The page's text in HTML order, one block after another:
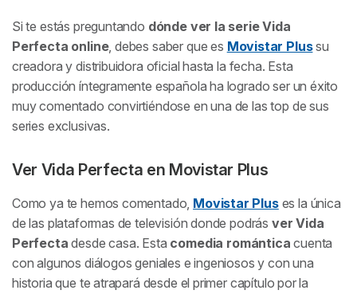
Si te estás preguntando dónde ver la serieVida
Perfecta online, debes saber que es Movistar Plussu
creadora y distribuidora oficial hasta la fecha. Esta
producción íntegramente española ha logrado ser un éxito
muy comentado convirtiéndose en una de las top de sus
series exclusivas.
Ver Vida Perfecta en Movistar Plus
Como ya te hemos comentado, Movistar Pluses la única
de las plataformas de televisión donde podrás verVida
Perfectadesde casa. Esta comedia romántica cuenta
con algunos diálogos geniales e ingeniosos y con una
historia que te atrapará desde el primer capítulo por la